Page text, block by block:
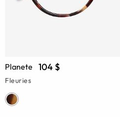
Planete 104 $
Fleuries